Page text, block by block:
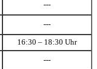
---
---
16:30 – 18:30 Uhr
---